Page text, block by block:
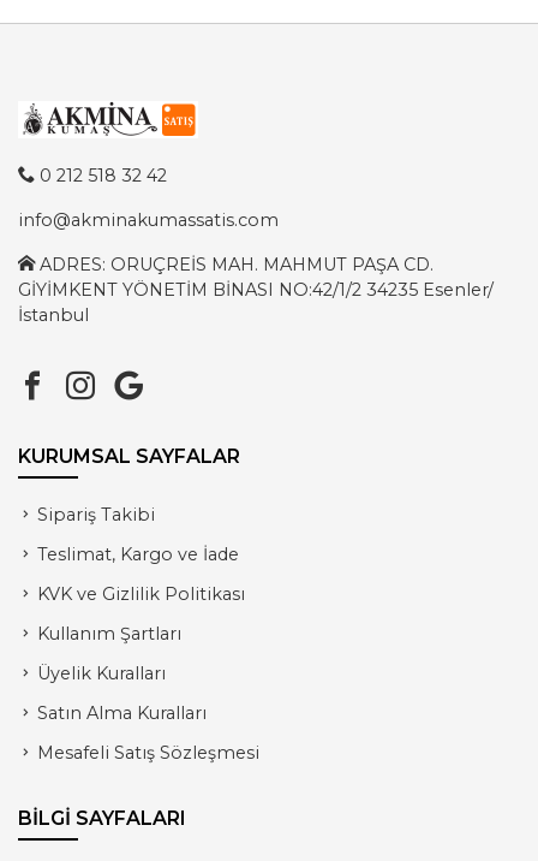
0 212 518 32 42
info@akminakumassatis.com
ADRES: ORUÇREİS MAH. MAHMUT PAŞA CD.
GİYİMKENT YÖNETİM BİNASI NO:42/1/2 34235 Esenler/
İstanbul
KURUMSAL SAYFALAR
Sipariş Takibi
Teslimat, Kargo ve İade
KVK ve Gizlilik Politikası
Kullanım Şartları
Üyelik Kuralları
Satın Alma Kuralları
Mesafeli Satış Sözleşmesi
BİLGİ SAYFALARI